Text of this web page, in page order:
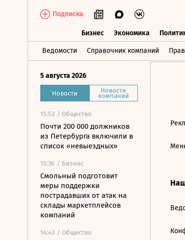
Подписка
Бизнес Экономика
Ведомости Справочник компаний
Бизнес Экономика
5 августа 2026
Новости Новости
компаний
15:53 / Общество
Почти 200 000 должников
из Петербурга включили в
список «невыездных»
15:36 / Бизнес
Смольный подготовит
меры поддержки
пострадавших от атак на
склады маркетплейсов
компаний
14:43 / Общество